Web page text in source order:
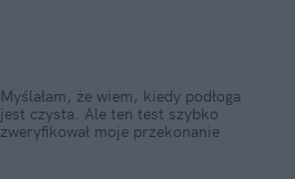
Myślałam, że wiem, kiedy podłoga
jest czysta. Ale ten test szybko
zweryfikował moje przekonanie